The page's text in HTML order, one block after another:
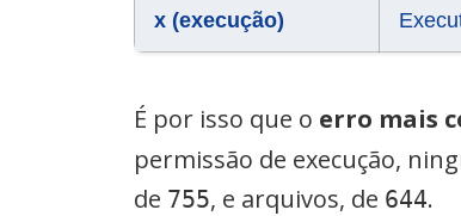
x (execução)
É por isso que o erro mais
permissão de execução,
de 755, e arquivos, de 644.